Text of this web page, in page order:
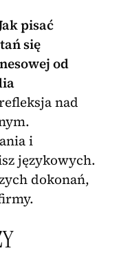
pisać
się
od
nad
i
językowych.
dokonań,